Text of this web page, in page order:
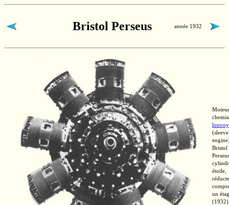
Bristol Perseus année 1932
Bristol
étoile,
un